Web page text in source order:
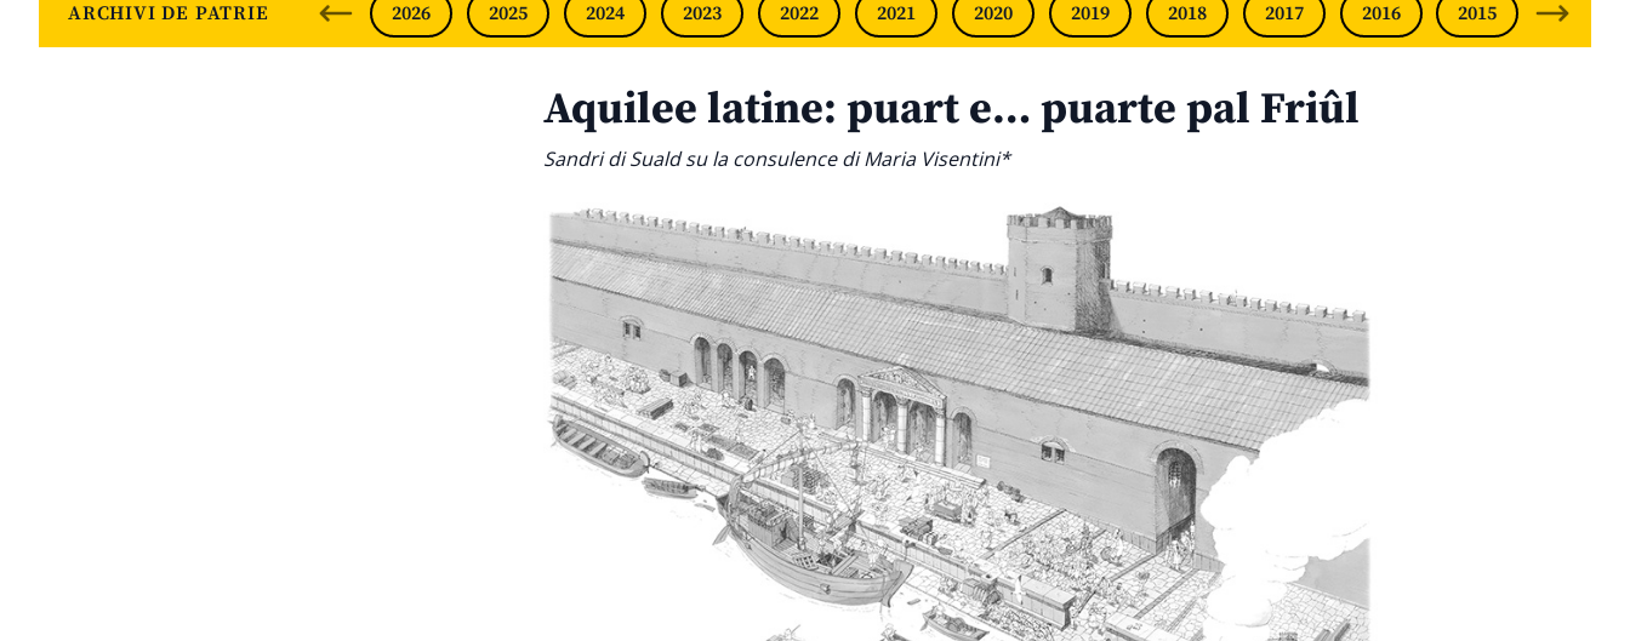
ARCHIVI DE PATRIE 2026 2025 2024 2023 2022 2021 2020 2019 2018 2017 2016 2015 2014
Aquilee latine: puart e… puarte pal Friûl
Sandri di Suald su la consulence di Maria Visentini*